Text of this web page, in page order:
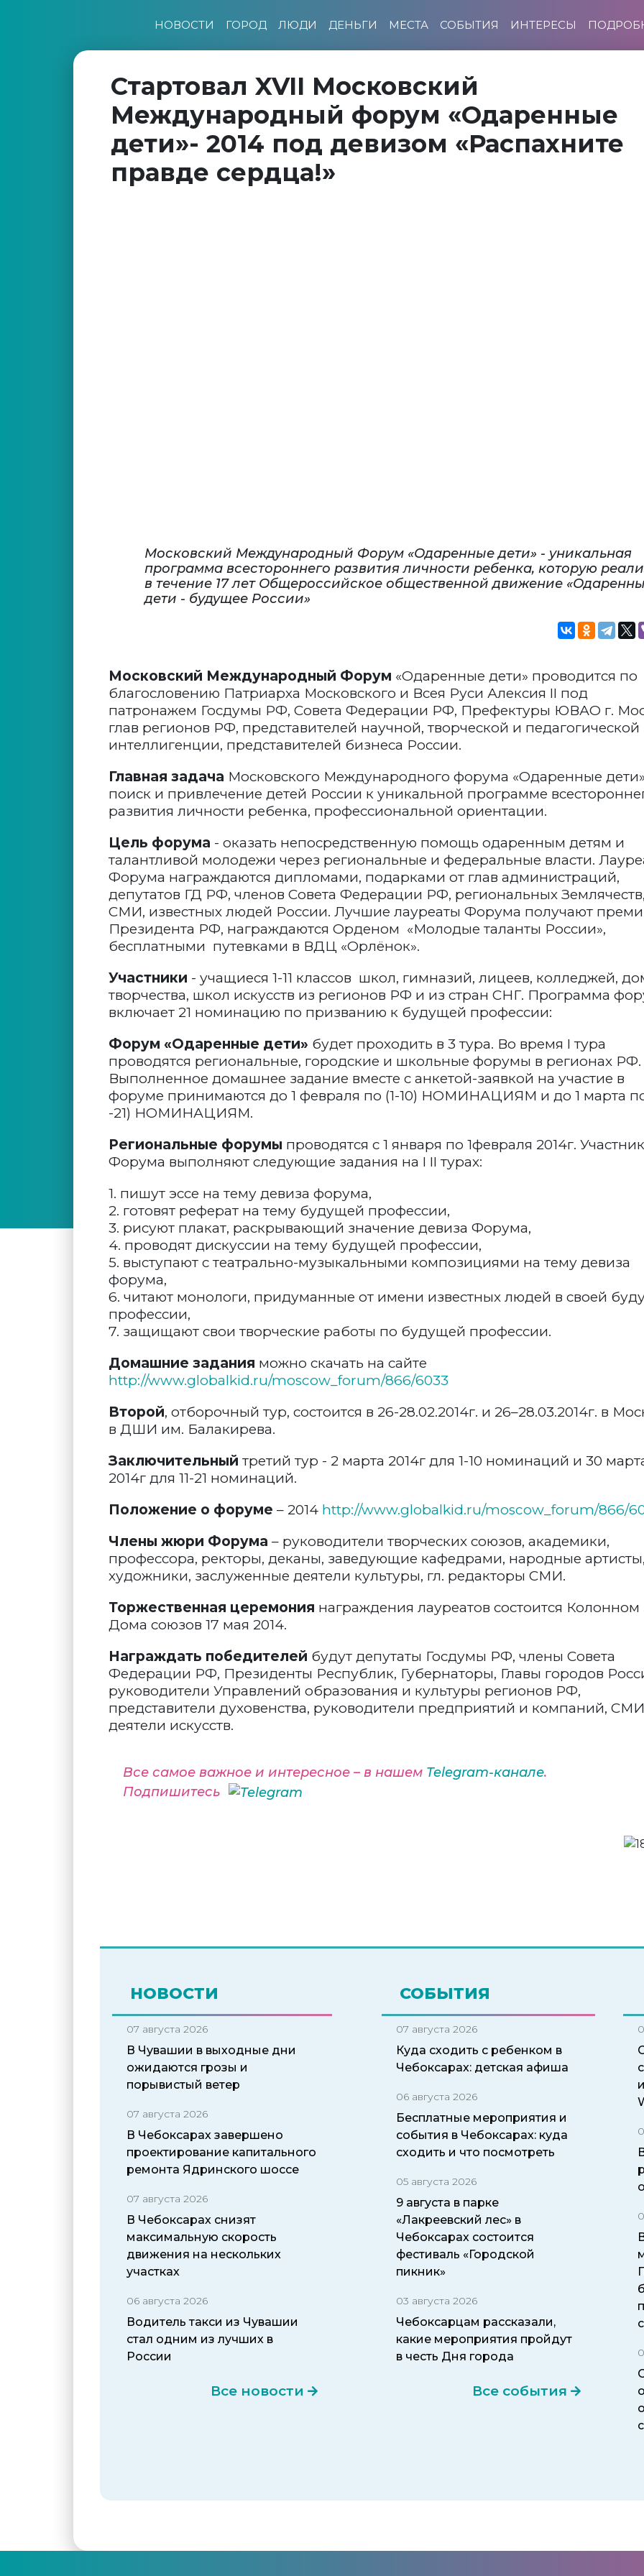
НОВОСТИ ГОРОД ЛЮДИ ДЕНЬГИ МЕСТА СОБЫТИЯ ИНТЕРЕСЫ
Стартовал XVII Московский
Международный форум «Одаренные
дети»- 2014 под девизом «Распахните
правде сердца!»
Московский Международный Форум «Одаренные дети» - уникальная
программа всестороннего развития личности ребенка, которую
в течение 17 лет Общероссийское общественной движение
дети - будущее России»
Московский Международный Форум «Одаренные дети» проводится по
благословению Патриарха Московского и Всея Руси Алексия II под
патронажем Госдумы РФ, Совета Федерации РФ, Префектуры ЮВАО г.
глав регионов РФ, представителей научной, творческой и педагогической
интеллигенции, представителей бизнеса России.
Главная задача Московского Международного форума «Одаренные
поиск и привлечение детей России к уникальной программе
развития личности ребенка, профессиональной ориентации.
Цель форума - оказать непосредственную помощь одаренным детям и
талантливой молодежи через региональные и федеральные власти.
Форума награждаются дипломами, подарками от глав администраций,
депутатов ГД РФ, членов Совета Федерации РФ, региональных Землячеств,
СМИ, известных людей России. Лучшие лауреаты Форума получают
Президента РФ, награждаются Орденом «Молодые таланты России»,
бесплатными путевками в ВДЦ «Орлёнок».
Участники - учащиеся 1-11 классов школ, гимназий, лицеев, колледжей,
творчества, школ искусств из регионов РФ и из стран СНГ. Программа
включает 21 номинацию по призванию к будущей профессии:
Форум «Одаренные дети» будет проходить в 3 тура. Во время I тура
проводятся региональные, городские и школьные форумы в регионах РФ.
Выполненное домашнее задание вместе с анкетой-заявкой на участие в
форуме принимаются до 1 февраля по (1-10) НОМИНАЦИЯМ и до 1 марта
-21) НОМИНАЦИЯМ.
Региональные форумы проводятся с 1 января по 1февраля 2014г.
Форума выполняют следующие задания на I II турах:
1. пишут эссе на тему девиза форума,
2. готовят реферат на тему будущей профессии,
3. рисуют плакат, раскрывающий значение девиза Форума,
4. проводят дискуссии на тему будущей профессии,
5. выступают с театрально-музыкальными композициями на тему девиза
форума,
6. читают монологи, придуманные от имени известных людей в своей
профессии,
7. защищают свои творческие работы по будущей профессии.
Домашние задания можно скачать на сайте
http://www.globalkid.ru/moscow_forum/866/6033
Второй, отборочный тур, состоится в 26-28.02.2014г. и 26–28.03.2014г. в
в ДШИ им. Балакирева.
Заключительный третий тур - 2 марта 2014г для 1-10 номинаций и 30
2014г для 11-21 номинаций.
Положение о форуме – 2014 http://www.globalkid.ru/moscow_forum/866/
Члены жюри Форума – руководители творческих союзов, академики,
профессора, ректоры, деканы, заведующие кафедрами, народные артисты,
художники, заслуженные деятели культуры, гл. редакторы СМИ.
Торжественная церемония награждения лауреатов состоится Колонном
Дома союзов 17 мая 2014.
Награждать победителей будут депутаты Госдумы РФ, члены Совета
Федерации РФ, Президенты Республик, Губернаторы, Главы городов
руководители Управлений образования и культуры регионов РФ,
представители духовенства, руководители предприятий и компаний,
деятели искусств.
Все самое важное и интересное – в нашем Telegram-канале.
Подпишитесь
НОВОСТИ
07 августа 2026
В Чувашии в выходные дни
ожидаются грозы и
порывистый ветер
07 августа 2026
В Чебоксарах завершено
проектирование капитального
ремонта Ядринского шоссе
07 августа 2026
В Чебоксарах снизят
максимальную скорость
движения на нескольких
участках
06 августа 2026
Водитель такси из Чувашии
стал одним из лучших в
России
Все новости
СОБЫТИЯ
07 августа 2026
Куда сходить с ребенком в
Чебоксарах: детская афиша
06 августа 2026
Бесплатные мероприятия и
события в Чебоксарах: куда
сходить и что посмотреть
05 августа 2026
9 августа в парке
«Лакреевский лес» в
Чебоксарах состоится
фестиваль «Городской
пикник»
03 августа 2026
Чебоксарцам рассказали,
какие мероприятия пройдут
в честь Дня города
Все события